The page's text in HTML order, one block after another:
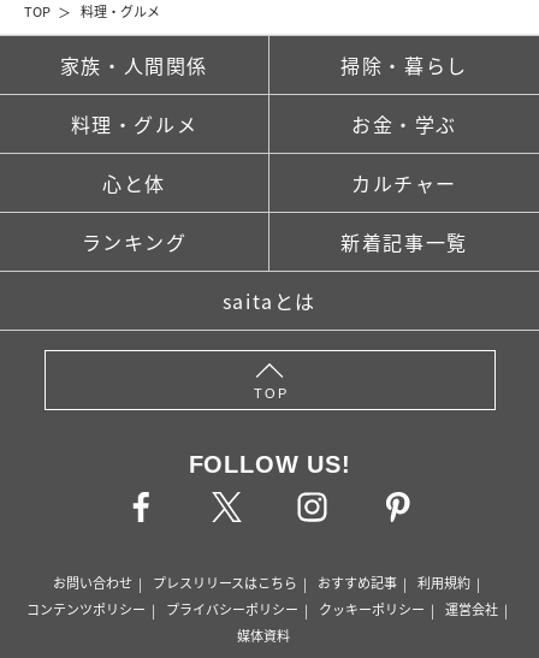
TOP 料理・グルメ
家族・人間関係 掃除・暮らし
料理・グルメ お金・学ぶ
心と体 カルチャー
ランキング 新着記事一覧
saitaとは
TOP
FOLLOW US!
お問い合わせ プレスリリースはこちら おすすめ記事
利用規約
コンテンツポリシー
プライバシーポリシー クッキーポリシー
運営会社
媒体資料